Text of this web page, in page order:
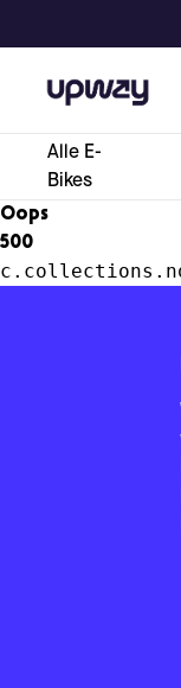
Upway
Alle E-
Bikes
Oops
500